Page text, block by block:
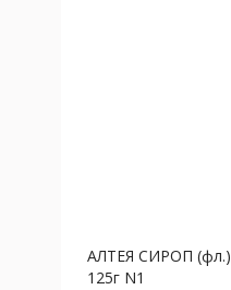
АЛТЕЯ СИРОП (фл.)
125г N1